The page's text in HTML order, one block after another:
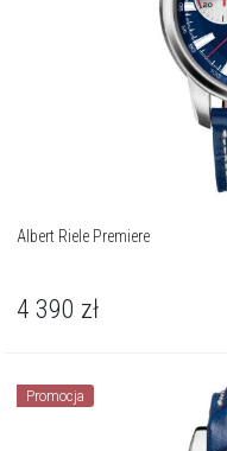
Albert Riele Premiere
4 390 zł
Promocja